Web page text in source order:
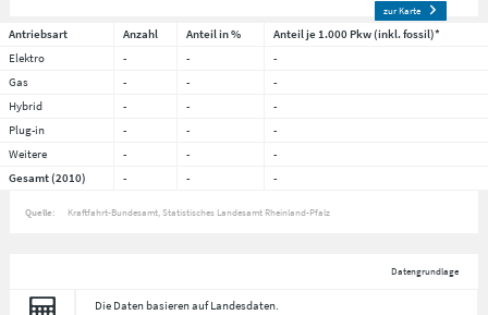
zur Karte
Antriebsart Anzahl Anteil in %
Anteil je 1.000 Pkw (inkl. fossil)*
Elektro
- -
-
Gas
- -
-
Hybrid
- -
-
Plug-in
- -
-
Weitere
- -
-
Gesamt (2010)
- - -
Quelle: Kraftfahrt-Bundesamt, Statistisches Landesamt Rheinland-Pfalz
Datengrundlage
Die Daten basieren auf Landesdaten.